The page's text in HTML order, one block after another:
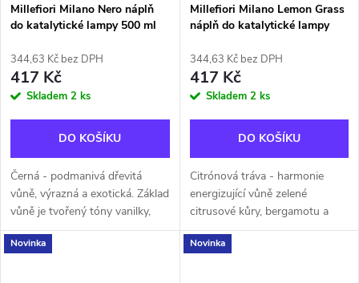
Millefiori Milano Nero náplň
do katalytické lampy 500 ml
344,63 Kč bez DPH
417 Kč
Skladem 2 ks
DO KOŠÍKU
Černá - podmanivá dřevitá
vůně, výrazná a exotická. Základ
vůně je tvořený tóny vanilky,
kumarínu a pižma, které jemně
doplňují střední tóny pačuli se
Millefiori Milano Lemon Grass
náplň do katalytické lampy
344,63 Kč bez DPH
417 Kč
Skladem 2 ks
DO KOŠÍKU
Citrónová tráva - harmonie
energizující vůně zelené
citrusové kůry, bergamotu a
listů verbeny. Jemný květinový
dotek posiluje pocit svěžesti.
Novinka Novinka